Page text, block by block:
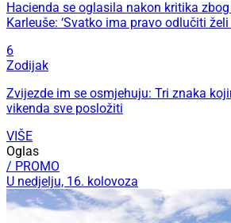
Hacienda se oglasila nakon kritika
Karleuše: ‘Svatko ima pravo odlučiti želi
6
Zodijak
Zvijezde im se osmjehuju: Tri znaka
vikenda sve posložiti
VIŠE
Oglas
/ PROMO
U nedjelju, 16. kolovoza